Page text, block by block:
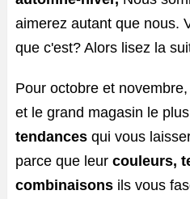
aimerez autant que nous.
que c'est? Alors lisez la
Pour octobre et
et le grand magasin le
tendances qui vous
parce que leur couleurs,
combinaisons ils vous